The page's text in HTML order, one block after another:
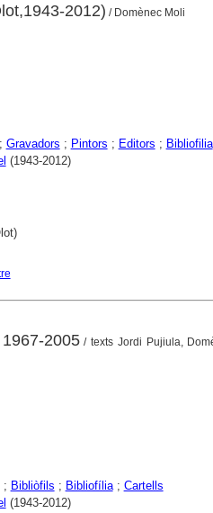
2012) / Domènec Moli
; Gravadors ; Pintors ; Editors ; Bibliofilia
(1943-2012)
2005/ texts Jordi Pujiula,
; Bibliòfils ; Bibliofília; Cartells
(1943-2012)